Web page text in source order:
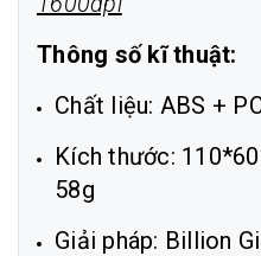
Thông số kĩ thuật:
Chất liệu: ABS +
Kích thước:
58g
Giải pháp: Billion